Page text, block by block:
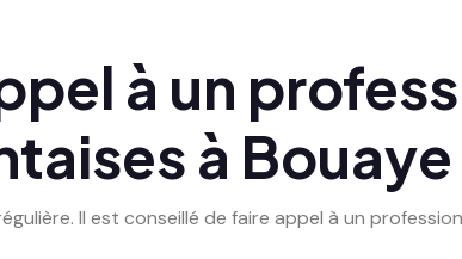
à un
à Bouaye
Il est conseillé de faire appel à un